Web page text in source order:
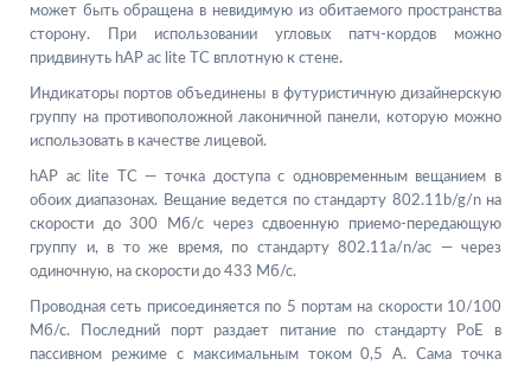
может быть обращена в невидимую из обитаемого пространства
сторону. При использовании угловых патч-кордов можно
придвинуть hAP ac lite TC вплотную к стене.
Индикаторы портов объединены в футуристичную дизайнерскую
группу на противоположной лаконичной панели, которую можно
использовать в качестве лицевой.
hAP ac lite TC — точка доступа с одновременным вещанием в
обоих диапазонах. Вещание ведется по стандарту 802.11b/g/n на
скорости до 300 Мб/с через сдвоенную приемо-передающую
группу и, в то же время, по стандарту 802.11a/n/ac — через
одиночную, на скорости до 433 Мб/с.
Проводная сеть присоединяется по 5 портам на скорости 10/100
Мб/с. Последний порт раздает питание по стандарту PoE в
пассивном режиме с максимальным током 0,5 А. Сама точка